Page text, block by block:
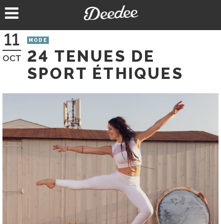
au
11
OCT
MODE
24 TENUES DE
SPORT ÉTHIQUES